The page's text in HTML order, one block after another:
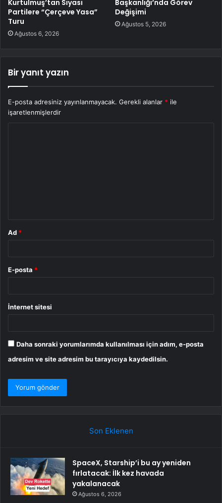
Kurtulmuş’tan Siyasi
Partilere “Çerçeve Yasa”
Turu
Ağustos 6, 2026
Başkanlığı’nda Görev
Değişimi
Ağustos 5, 2026
Bir yanıt yazın
E-posta adresiniz yayınlanmayacak. Gerekli alanlar * ile
işaretlenmişlerdir
Ad *
E-posta *
İnternet sitesi
Daha sonraki yorumlarımda kullanılması için adım, e-posta
adresim ve site adresim bu tarayıcıya kaydedilsin.
Son Eklenen
SpaceX, Starship’i bu ay yeniden
fırlatacak: İlk kez havada
yakalanacak
Ağustos 6, 2026